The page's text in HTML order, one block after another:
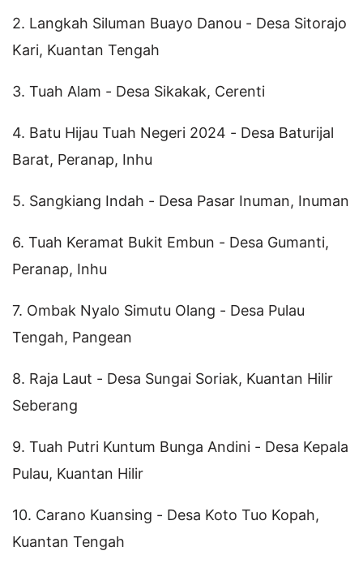
2. Langkah Siluman Buayo Danou - Desa Sitorajo
Kari, Kuantan Tengah
3. Tuah Alam - Desa Sikakak, Cerenti
4. Batu Hijau Tuah Negeri 2024 - Desa Baturijal
Barat, Peranap, Inhu
5. Sangkiang Indah - Desa Pasar Inuman, Inuman
6. Tuah Keramat Bukit Embun - Desa Gumanti,
Peranap, Inhu
7. Ombak Nyalo Simutu Olang - Desa Pulau
Tengah, Pangean
8. Raja Laut - Desa Sungai Soriak, Kuantan Hilir
Seberang
9. Tuah Putri Kuntum Bunga Andini - Desa Kepala
Pulau, Kuantan Hilir
10. Carano Kuansing - Desa Koto Tuo Kopah,
Kuantan Tengah